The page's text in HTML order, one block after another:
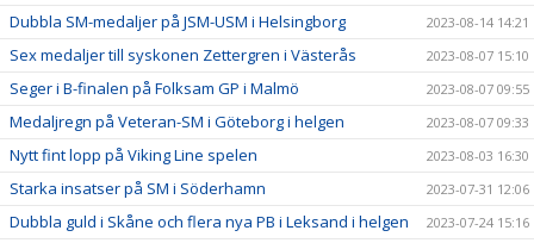
Dubbla SM-medaljer på JSM-USM i Helsingborg 2023-08-14 14:21
Sex medaljer till syskonen Zettergren i Västerås 2023-08-07 15:10
Seger i B-finalen på Folksam GP i Malmö 2023-08-07 09:55
Medaljregn på Veteran-SM i Göteborg i helgen 2023-08-07 09:33
Nytt fint lopp på Viking Line spelen 2023-08-03 16:30
Starka insatser på SM i Söderhamn 2023-07-31 12:06
Dubbla guld i Skåne och flera nya PB i Leksand i helgen 2023-07-24 15:16